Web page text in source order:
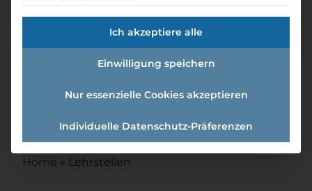
Home » Lehrstellen
Ich akzeptiere alle
Einwilligung speichern
Nur essenzielle Cookies akzeptieren
Individuelle Datenschutz-Präferenzen